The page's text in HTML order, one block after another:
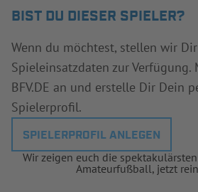
BIST DU DIESER SPIELER?
Wenn du möchtest, stellen wir
Spieleinsatzdaten zur Verfügung.
BFV.DE an und erstelle Dir Dein
Spielerprofil.
SPIELERPROFIL ANLEGEN
Wir zeigen euch die
Amateurfußball, jetzt